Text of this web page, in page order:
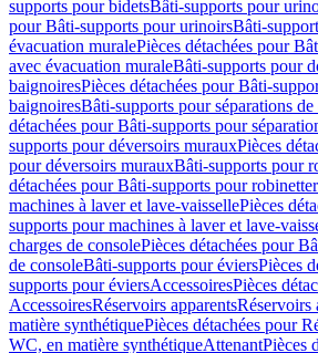
supports pour bidetsBâti-supports pour
pour Bâti-supports pour urinoirsBâti-
évacuation muralePièces détachées pour
avec évacuation muraleBâti-supports pour
baignoiresPièces détachées pour Bâti-
baignoiresBâti-supports pour séparations de
détachées pour Bâti-supports pour
supports pour déversoirs murauxPièces
pour déversoirs murauxBâti-supports pour
détachées pour Bâti-supports pour
machines à laver et lave-vaissellePièces
supports pour machines à laver et lave-
charges de consolePièces détachées pour
de consoleBâti-supports pour éviersPièces
supports pour éviersAccessoiresPièces
AccessoiresRéservoirs apparentsRéservoirs
matière synthétiquePièces détachées pour
WC, en matière synthétiqueAttenantPièces